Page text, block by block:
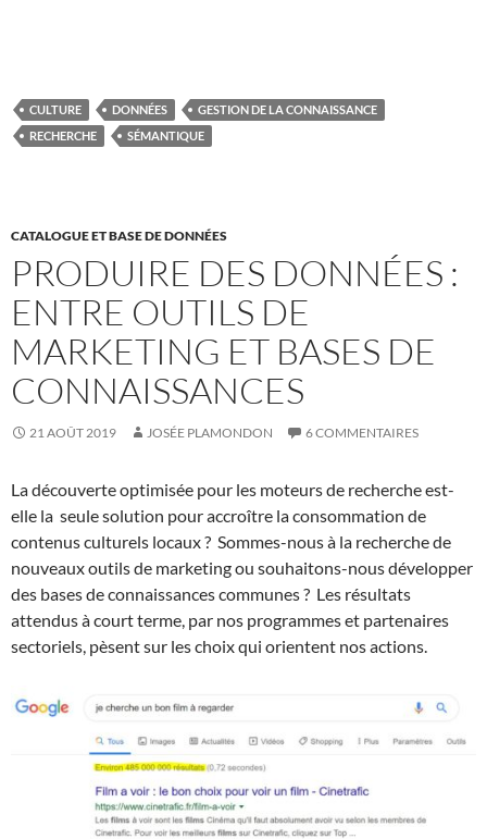
CULTURE DONNÉES
GESTION DE LA CONNAISSANCE
RECHERCHE
SÉMANTIQUE
CATALOGUE ET BASE DE DONNÉES
PRODUIRE DES DONNÉES :
ENTRE OUTILS DE
MARKETING ET BASES DE
CONNAISSANCES
21 AOÛT 2019 JOSÉE PLAMONDON 6 COMMENTAIRES
La découverte optimisée pour les moteurs de recherche est-
elle la seule solution pour accroître la consommation de
contenus culturels locaux ? Sommes-nous à la recherche de
nouveaux outils de marketing ou souhaitons-nous développer
des bases de connaissances communes ? Les résultats
attendus à court terme, par nos programmes et partenaires
sectoriels, pèsent sur les choix qui orientent nos actions.